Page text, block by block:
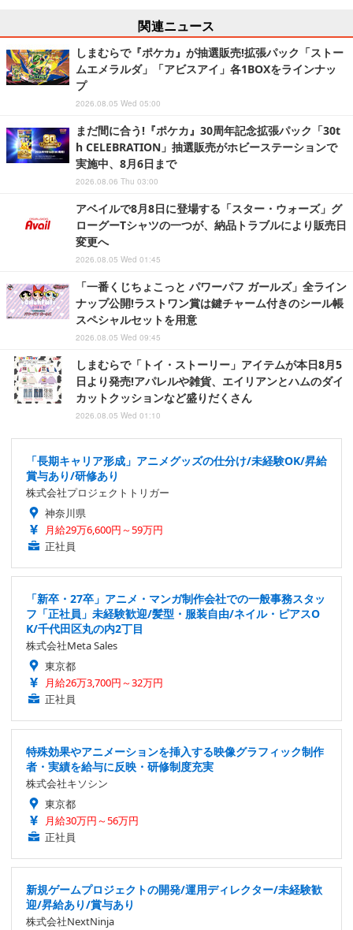
関連ニュース
しまむらで『ポケカ』が抽選販売!拡張パック「ストー
ムエメラルダ」「アビスアイ」各1BOXをラインナッ
プ
2026.08.05 Wed 05:00
まだ間に合う!『ポケカ』30周年記念拡張パック「30t
h CELEBRATION」抽選販売がホビーステーションで
実施中、8月6日まで
2026.08.06 Thu 03:00
アベイルで8月8日に登場する「スター・ウォーズ」グ
ローグーTシャツの一つが、納品トラブルにより販売日
変更へ
2026.08.05 Wed 01:45
「一番くじちょこっと パワーパフ ガールズ」全ライン
ナップ公開!ラストワン賞は鍵チャーム付きのシール帳
スペシャルセットを用意
2026.08.05 Wed 09:45
しまむらで「トイ・ストーリー」アイテムが本日8月5
日より発売!アパレルや雑貨、エイリアンとハムのダイ
カットクッションなど盛りだくさん
2026.08.05 Wed 01:10
「長期キャリア形成」アニメグッズの仕分け/未経験OK/昇給
賞与あり/研修あり
株式会社プロジェクトトリガー
神奈川県
月給29万6,600円～59万円
正社員
「新卒・27卒」アニメ・マンガ制作会社での一般事務スタッ
フ「正社員」未経験歓迎/髪型・服装自由/ネイル・ピアスO
K/千代田区丸の内2丁目
株式会社Meta Sales
東京都
月給26万3,700円～32万円
正社員
特殊効果やアニメーションを挿入する映像グラフィック制作
者・実績を給与に反映・研修制度充実
株式会社キソシン
東京都
月給30万円～56万円
正社員
新規ゲームプロジェクトの開発/運用ディレクター/未経験歓
迎/昇給あり/賞与あり
株式会社NextNinja